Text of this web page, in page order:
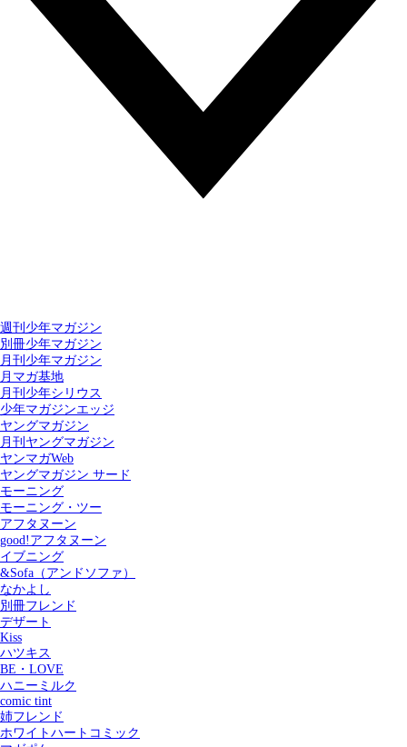
週刊少年マガジン
別冊少年マガジン
月刊少年マガジン
月マガ基地
月刊少年シリウス
少年マガジンエッジ
ヤングマガジン
月刊ヤングマガジン
ヤンマガWeb
ヤングマガジン サード
モーニング
モーニング・ツー
アフタヌーン
good!アフタヌーン
イブニング
&Sofa（アンドソファ）
なかよし
別冊フレンド
デザート
Kiss
ハツキス
BE・LOVE
ハニーミルク
comic tint
姉フレンド
ホワイトハートコミック